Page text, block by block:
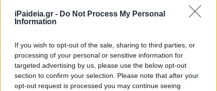
iPaideia.gr - Do Not Process My Personal
Information
If you wish to opt-out of the sale, sharing to third parties, or
processing of your personal or sensitive information for
targeted advertising by us, please use the below opt-out
section to confirm your selection. Please note that after your
opt-out request is processed you may continue seeing
Ακρίβεια: Από ρύζι και ψωμί του
με το «πολεμικό» πλαφόν
12/03/2026 - 07:44